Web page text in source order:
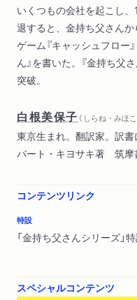
いくつもの会社を起こし
退すると、金持ち父さん
ゲーム『キャッシュフロー
ん』を書いた。『金持ち父
突破。
白根美保子 （ しらね・みほこ
東京生まれ。翻訳家。訳書
バート・キヨサキ著 筑摩書
コンテンツリンク
特設
「金持ち父さんシリーズ」
スペシャルコンテンツ